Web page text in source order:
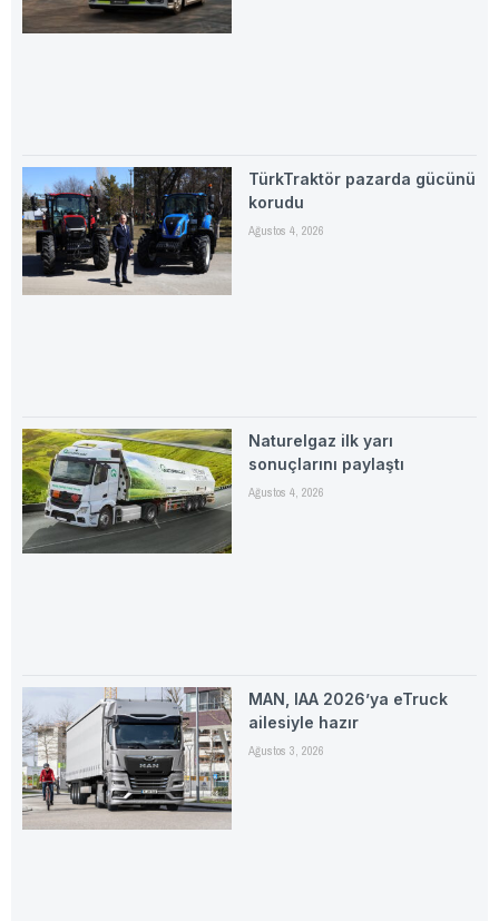
TürkTraktör pazarda gücünü
korudu
Ağustos 4, 2026
Naturelgaz ilk yarı
sonuçlarını paylaştı
Ağustos 4, 2026
MAN, IAA 2026’ya eTruck
ailesiyle hazır
Ağustos 3, 2026